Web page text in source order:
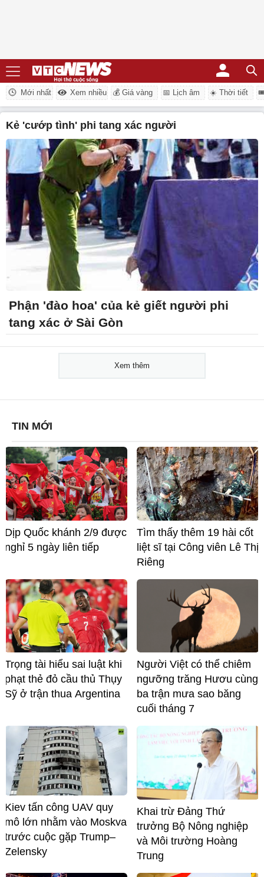
Mới nhất Xem nhiều 💰 Giá vàng 📅 Lịch âm ☀️ Thời tiết
kẻ 'cướp tình' phi tang xác người
Phận 'đào hoa' của kẻ giết người phi
tang xác ở Sài Gòn
Xem thêm
TIN MỚI
Dịp Quốc khánh 2/9 được
nghỉ 5 ngày liên tiếp
Tìm thấy thêm 19 hài cốt
liệt sĩ tại Công viên Lê Thị
Riêng
Trọng tài hiểu sai luật khi
phạt thẻ đỏ cầu thủ Thụy
Sỹ ở trận thua Argentina
Người Việt có thể chiêm
ngưỡng trăng Hươu cùng
ba trận mưa sao băng
cuối tháng 7
Kiev tấn công UAV quy
mô lớn nhằm vào Moskva
trước cuộc gặp Trump–
Zelensky
Khai trừ Đảng Thứ
trưởng Bộ Nông nghiệp
và Môi trường Hoàng
Trung